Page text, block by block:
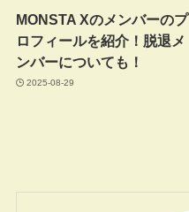
MONSTA Xのメンバーのプ
ロフィールを紹介！脱退メ
ンバーについても！
2025-08-29